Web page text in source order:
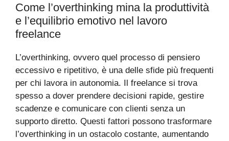
Come l’overthinking mina la produttività
e l’equilibrio emotivo nel lavoro
freelance
L’overthinking, ovvero quel processo di pensiero
eccessivo e ripetitivo, è una delle sfide più frequenti
per chi lavora in autonomia. Il freelance si trova
spesso a dover prendere decisioni rapide, gestire
scadenze e comunicare con clienti senza un
supporto diretto. Questi fattori possono trasformare
l’overthinking in un ostacolo costante, aumentando